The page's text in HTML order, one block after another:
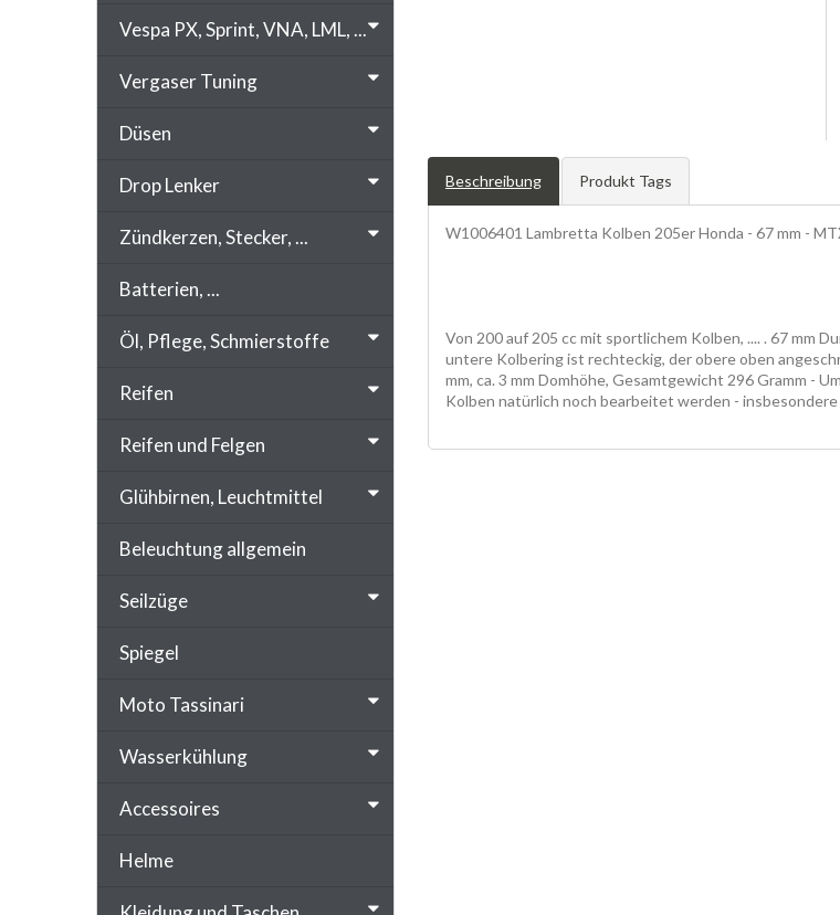
Beschreibung Produkt Tags
W1006401 Lambretta Kolben 205er Honda - 67 mm -
Von 200 auf 205 cc mit sportlichem Kolben, .... . 67 mm
untere Kolbering ist rechteckig, der obere oben
mm, ca. 3 mm Domhöhe, Gesamtgewicht 296 Gramm -
Kolben natürlich noch bearbeitet werden - insbesondere
Vespa PX, Sprint, VNA, LML, ...
Vergaser Tuning
Düsen
Drop Lenker
Zündkerzen, Stecker, ...
Batterien, ...
Öl, Pflege, Schmierstoffe
Reifen
Reifen und Felgen
Glühbirnen, Leuchtmittel
Beleuchtung allgemein
Seilzüge
Spiegel
Moto Tassinari
Wasserkühlung
Accessoires
Helme